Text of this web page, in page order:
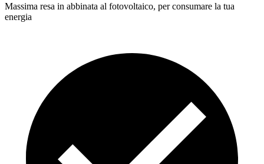
Massima resa in abbinata al fotovoltaico, per consumare la tua
energia